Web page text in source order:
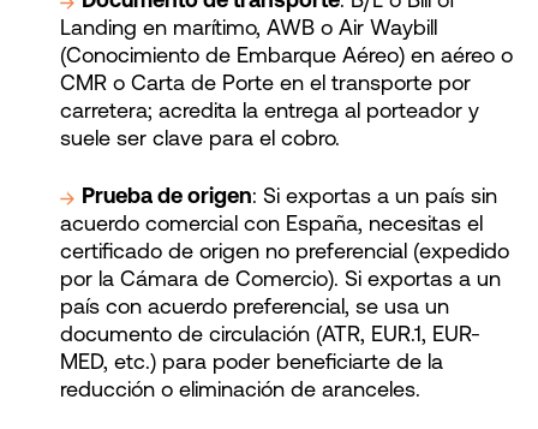
Landing en marítimo, AWB o Air Waybill
(Conocimiento de Embarque Aéreo) en aéreo o
CMR o Carta de Porte en el transporte por
carretera; acredita la entrega al porteador y
suele ser clave para el cobro.
Prueba de origen: Si exportas a un país sin
acuerdo comercial con España, necesitas el
certificado de origen no preferencial (expedido
por la Cámara de Comercio). Si exportas a un
país con acuerdo preferencial, se usa un
documento de circulación (ATR, EUR.1, EUR-
MED, etc.) para poder beneficiarte de la
reducción o eliminación de aranceles.